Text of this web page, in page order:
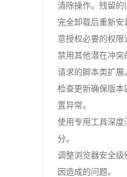
清除操作。残留的
完全卸载后重新安
意授权必要的权限
禁用其他潜在冲突
请求的脚本类扩展
检查更新确保版本
置异常。
使用专用工具深度
分。
调整浏览器安全级
因造成的问题。